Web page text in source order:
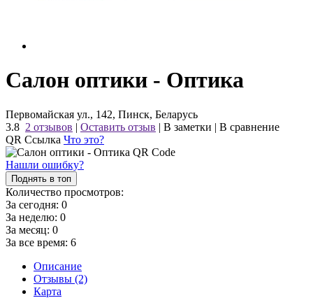
Салон оптики - Оптика
Первомайская ул., 142, Пинск, Беларусь
3.8 2 отзывов | Оставить отзыв | В заметки | В сравнение
QR Ссылка Что это?
Нашли ошибку?
Поднять в топ
Количество просмотров:
За сегодня: 0
За неделю: 0
За месяц: 0
За все время: 6
Описание
Отзывы (2)
Карта